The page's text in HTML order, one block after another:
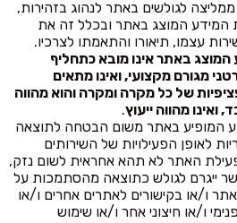
לגולשים באתר לנהוג בזהירות,
המידע המוצג באתר ובכלל זה את
עצמו, תיאורו והתאמתו לצרכיו.
המוצג באתר אינו מובא כתחליף
מגורם מקצועי, ואינו מתאים
של כל מקרה ומקרה והוא מהווה
ואינו מהווה ייעוץ.
המופיע באתר משום הבטחה לתוצאה
לאופן הפעילויות של השירותים
האתר לא תהא אחראית לשום נזק,
ייגרם לגולש כתוצאה מהסתמכות על
ו/או בקישורים לאתרים אחרים ו/או
ו/או חיצוני אחר ו/או שימוש